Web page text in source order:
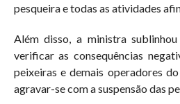
pesqueira e todas as atividades
Além disso, a ministra
verificar as consequências
peixeiras e demais operadores
agravar-se com a suspensão das